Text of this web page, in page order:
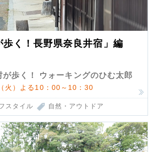
歩く！長野県奈良井宿」編
が歩く！ ウォーキングのひむ太郎
火）よる10：00～10：30
スタイル 自然・アウトドア